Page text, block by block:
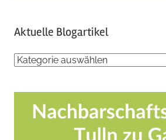
Aktuelle Blogartikel
Aktuelle